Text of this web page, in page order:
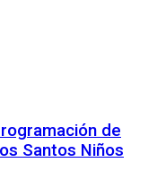
de
Santos Niños